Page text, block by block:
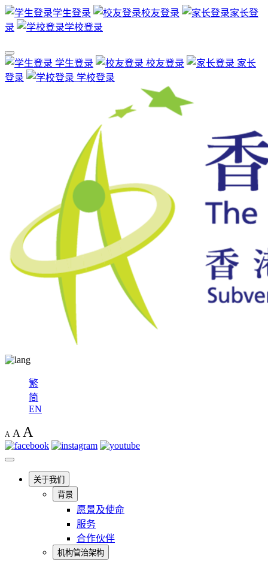
学生登录 校友登录
家长登
录
学校登录
学生登录 校友登录
家长
登录
学校登录
繁
简
EN
A A A
关于我们
背景
愿景及使命
服务
合作伙伴
机构管治架构